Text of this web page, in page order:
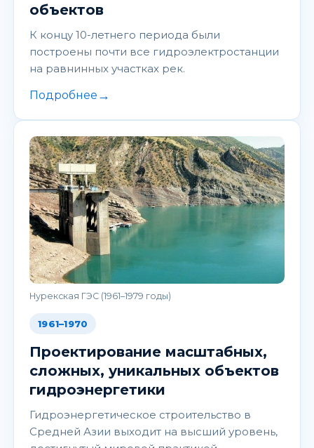
объектов
К концу 10-летнего периода были
построены почти все гидроэлектростанции
на равнинных участках рек.
Подробнее →
Нурекская ГЭС (1961–1979 годы)
1961–1970
Проектирование масштабных,
сложных, уникальных объектов
гидроэнергетики
Гидроэнергетическое строительство в
Средней Азии выходит на высший уровень,